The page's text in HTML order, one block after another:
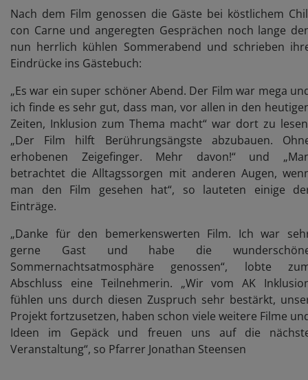
Nach dem Film genossen die Gäste bei köstlichem
con Carne und angeregten Gesprächen noch lange
nun herrlich kühlen Sommerabend und schrieben
Eindrücke ins Gästebuch:
„Es war ein super schöner Abend. Der Film war mega
ich finde es sehr gut, dass man, vor allen in den
Zeiten, Inklusion zum Thema macht“ war dort zu
„Der Film hilft Berührungsängste abzubauen.
erhobenen Zeigefinger. Mehr davon!“ und
betrachtet die Alltagssorgen mit anderen Augen,
man den Film gesehen hat“, so lauteten einige
Einträge.
„Danke für den bemerkenswerten Film. Ich war
gerne Gast und habe die
Sommernachtsatmosphäre genossen“, lobte
Abschluss eine Teilnehmerin. „Wir vom AK
fühlen uns durch diesen Zuspruch sehr bestärkt,
Projekt fortzusetzen, haben schon viele weitere Filme
Ideen im Gepäck und freuen uns auf die
Veranstaltung“, so Pfarrer Jonathan Steensen